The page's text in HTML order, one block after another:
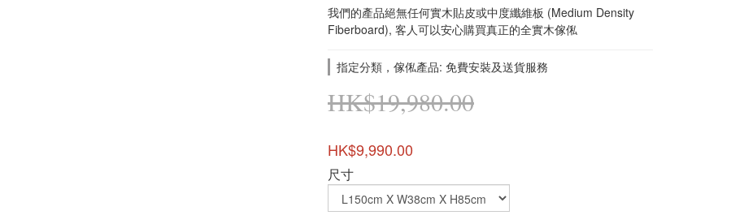
我們的產品絕無任何實木貼皮或中度纖維板 (Medium Density
Fiberboard), 客人可以安心購買真正的全實木傢俬
指定分類，傢俬產品: 免費安裝及送貨服務
HK$19,980.00
HK$9,990.00
尺寸